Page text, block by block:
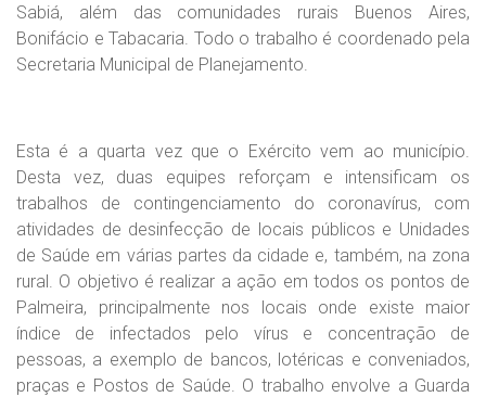
Sabiá, além das comunidades rurais Buenos Aires,
Bonifácio e Tabacaria. Todo o trabalho é coordenado pela
Secretaria Municipal de Planejamento.
Esta é a quarta vez que o Exército vem ao município.
Desta vez, duas equipes reforçam e intensificam os
trabalhos de contingenciamento do coronavírus, com
atividades de desinfecção de locais públicos e Unidades
de Saúde em várias partes da cidade e, também, na zona
rural. O objetivo é realizar a ação em todos os pontos de
Palmeira, principalmente nos locais onde existe maior
índice de infectados pelo vírus e concentração de
pessoas, a exemplo de bancos, lotéricas e conveniados,
praças e Postos de Saúde. O trabalho envolve a Guarda